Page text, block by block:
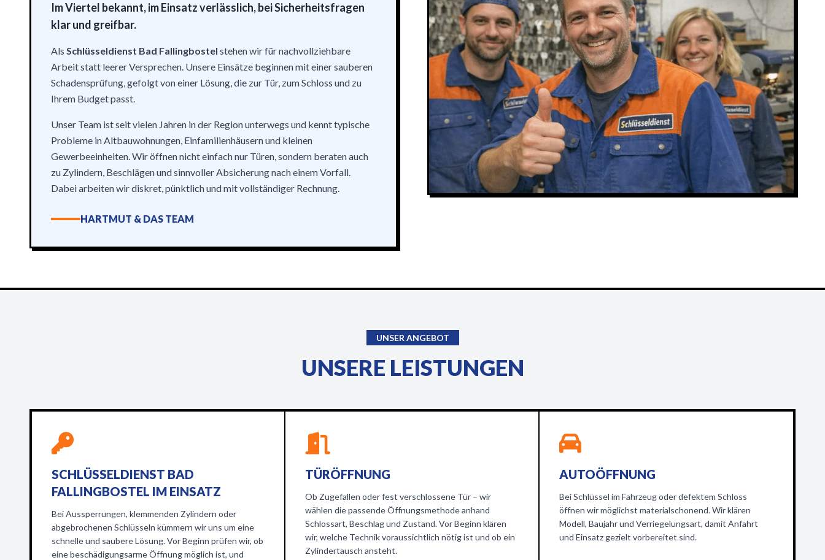
Im Viertel bekannt, im Einsatz verlässlich, bei Sicherheitsfragen
klar und greifbar.
Als Schlüsseldienst Bad Fallingbostel stehen wir für nachvollziehbare
Arbeit statt leerer Versprechen. Unsere Einsätze beginnen mit einer sauberen
Schadensprüfung, gefolgt von einer Lösung, die zur Tür, zum Schloss und zu
Ihrem Budget passt.
Unser Team ist seit vielen Jahren in der Region unterwegs und kennt typische
Probleme in Altbauwohnungen, Einfamilienhäusern und kleinen
Gewerbeeinheiten. Wir öffnen nicht einfach nur Türen, sondern beraten auch
zu Zylindern, Beschlägen und sinnvoller Absicherung nach einem Vorfall.
Dabei arbeiten wir diskret, pünktlich und mit vollständiger Rechnung.
HARTMUT & DAS TEAM
UNSER ANGEBOT
UNSERE LEISTUNGEN
SCHLÜSSELDIENST BAD
FALLINGBOSTEL IM EINSATZ
Bei Aussperrungen, klemmenden Zylindern oder
abgebrochenen Schlüsseln kümmern wir uns um eine
schnelle und saubere Lösung. Vor Beginn prüfen wir, ob
eine beschädigungsarme Öffnung möglich ist, und
TÜRÖFFNUNG
Ob Zugefallen oder fest verschlossene Tür – wir
wählen die passende Öffnungsmethode anhand
Schlossart, Beschlag und Zustand. Vor Beginn klären
wir, welche Technik voraussichtlich nötig ist und ob ein
Zylindertausch ansteht.
AUTOÖFFNUNG
Bei Schlüssel im Fahrzeug oder defektem Schloss
öffnen wir möglichst materialschonend. Wir klären
Modell, Baujahr und Verriegelungsart, damit Anfahrt
und Einsatz gezielt vorbereitet sind.